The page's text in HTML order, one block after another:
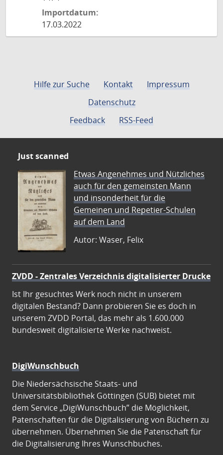
Importdatum:
17.03.2022
Hilfe zur Suche Kontakt
Impressum
Datenschutz
Feedback
RSS-Feed
Just scanned
Etwas Angenehmes und Nützliches
auch für den gemeinsten Mann
und insonderheit für die
Gemeinen und Repetier-Schulen
auf dem Land
Autor: Waser, Felix
ZVDD - Zentrales Verzeichnis digitalisierter Drucke
Ist Ihr gesuchtes Werk noch nicht in unserem
digitalen Bestand? Dann probieren Sie es doch in
unserem ZVDD Portal, das mehr als 1.600.000
bundesweit digitalisierte Werke nachweist.
DigiWunschbuch
Die Niedersächsische Staats- und
Universitätsbibliothek Göttingen (SUB) bietet mit
dem Service „DigiWunschbuch” die Möglichkeit,
Patenschaften für die Digitalisierung von Büchern zu
übernehmen. Übernehmen Sie die Patenschaft für
die Digitalisierung Ihres Wunschbuches.